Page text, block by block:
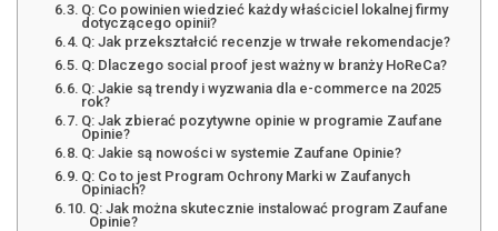
Q: Co powinien wiedzieć każdy właściciel lokalnej firmy
dotyczącego opinii?
Q: Jak przekształcić recenzje w trwałe rekomendacje?
Q: Dlaczego social proof jest ważny w branży HoReCa?
Q: Jakie są trendy i wyzwania dla e-commerce na 2025
rok?
Q: Jak zbierać pozytywne opinie w programie Zaufane
Opinie?
Q: Jakie są nowości w systemie Zaufane Opinie?
Q: Co to jest Program Ochrony Marki w Zaufanych
Opiniach?
Q: Jak można skutecznie instalować program Zaufane
Opinie?